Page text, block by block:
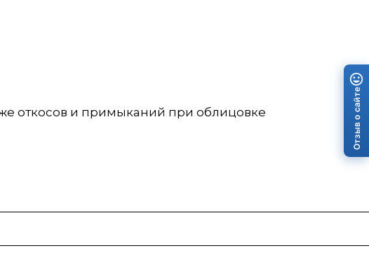
откосов и примыканий при облицовке
Отзыв о сайте